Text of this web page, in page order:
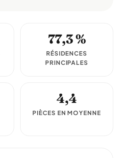
77,3 %
RÉSIDENCES
PRINCIPALES
4,4
PIÈCES EN MOYENNE